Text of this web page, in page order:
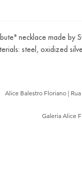
necklace made by
steel, oxidized
Alice Balestro Floriano |
Galeria Alice